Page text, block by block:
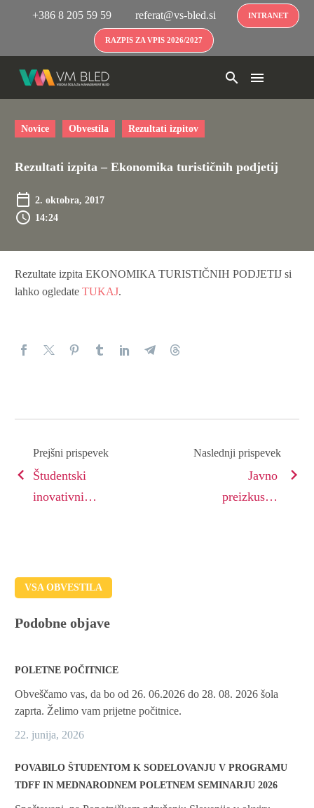
+386 8 205 59 59 referat@vs-bled.si INTRANET
RAZPIS ZA VPIS 2026/2027
Novice Obvestila Rezultati izpitov
Rezultati izpita – Ekonomika turističnih podjetij
2. oktobra, 2017
14:24
Rezultate izpita EKONOMIKA TURISTIČNIH PODJETIJ si
lahko ogledate TUKAJ.
Prejšni prispevek
Študentski
inovativni
Naslednji prispevek
Javno
preizkusno
VSA OBVESTILA
Podobne objave
POLETNE POČITNICE
Obveščamo vas, da bo od 26. 06.2026 do 28. 08. 2026 šola
zaprta. Želimo vam prijetne počitnice.
22. junija, 2026
POVABILO ŠTUDENTOM K SODELOVANJU V PROGRAMU
TDFF IN MEDNARODNEM POLETNEM SEMINARJU 2026